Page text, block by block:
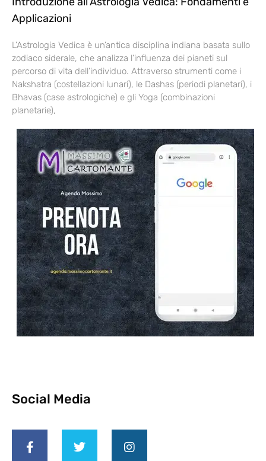
Applicazioni
L’Astrologia Vedica è un’antica disciplina indiana basata sullo
zodiaco siderale, che analizza l’influenza dei pianeti sul
percorso di vita dell’individuo. Attraverso strumenti come i
Nakshatra (costellazioni lunari), le Dashas (periodi planetari), i
Bhavas (case astrologiche) e gli Yoga (combinazioni
planetarie),
Social Media